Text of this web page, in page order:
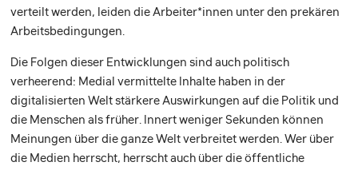
verteilt werden, leiden die Arbeiter*innen unter den prekären
Arbeitsbedingungen.
Die Folgen dieser Entwicklungen sind auch politisch
verheerend: Medial vermittelte Inhalte haben in der
digitalisierten Welt stärkere Auswirkungen auf die Politik und
die Menschen als früher. Innert weniger Sekunden können
Meinungen über die ganze Welt verbreitet werden. Wer über
die Medien herrscht, herrscht auch über die öffentliche